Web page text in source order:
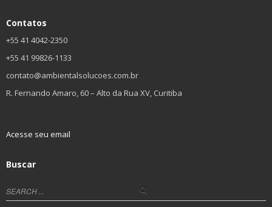
Contatos
+55 41 4042-2350
+55 41 99826-1133
contato@ambientalsolucoes.com.br
R. Fernando Amaro, 60 – Alto da Rua XV, Curitiba
Acesse seu email
Buscar